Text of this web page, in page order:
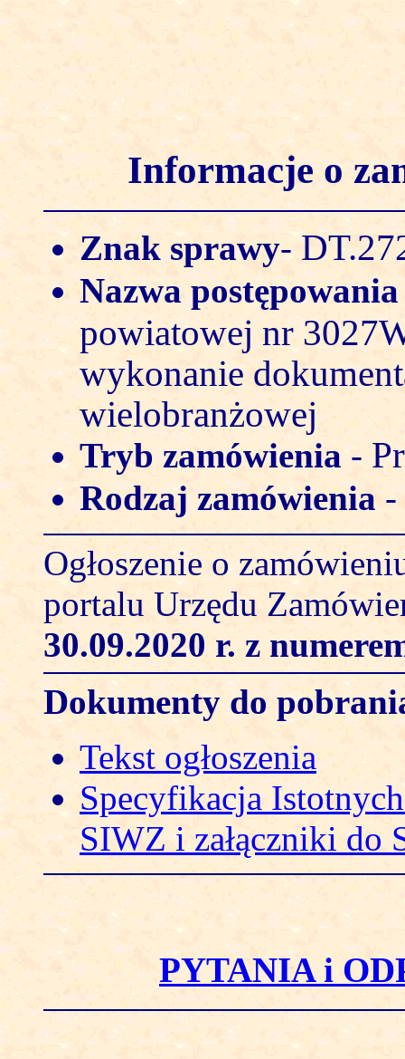
Informacje o
Znak sprawy-
Nazwa
powiatowej nr
wykonanie
wielobranżowej
Tryb zamówienia -
Rodzaj zamówienia -
Ogłoszenie o
portalu Urzędu
30.09.2020 r. z
Dokumenty do
Tekst ogłoszenia
Specyfikacja
SIWZ i załączniki do
PYTANIA i